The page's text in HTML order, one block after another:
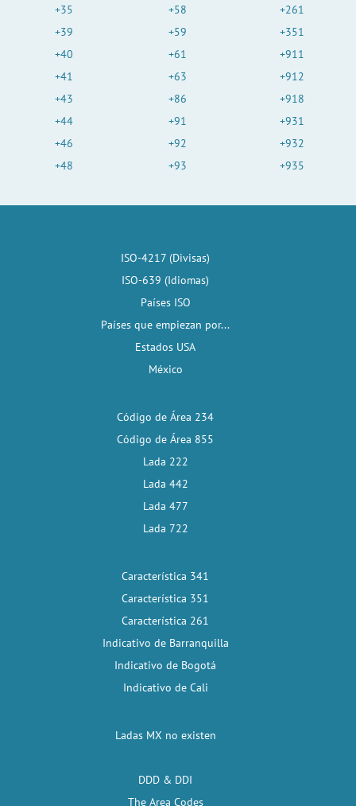
+35
+39
+40
+41
+43
+44
+46
+48
+58
+59
+61
+63
+86
+91
+92
+93
+261
+351
+911
+912
+918
+931
+932
+935
ISO-4217 (Divisas)
ISO-639 (Idiomas)
Países ISO
Países que empiezan por...
Estados USA
México
Código de Área 234
Código de Área 855
Lada 222
Lada 442
Lada 477
Lada 722
Característica 341
Característica 351
Característica 261
Indicativo de Barranquilla
Indicativo de Bogotá
Indicativo de Cali
Ladas MX no existen
DDD & DDI
The Area Codes